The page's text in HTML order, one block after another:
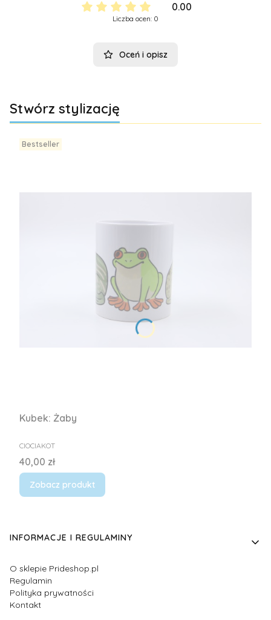
0.00
Liczba ocen: 0
Oceń i opisz
Stwórz stylizację
Bestseller
Kubek: Żaby
PRODUCENT
CIOCIAKOT
Cena
40,00 zł
Zobacz produkt
Linki w stopce
INFORMACJE I REGULAMINY
O sklepie Prideshop.pl
Regulamin
Polityka prywatności
Kontakt